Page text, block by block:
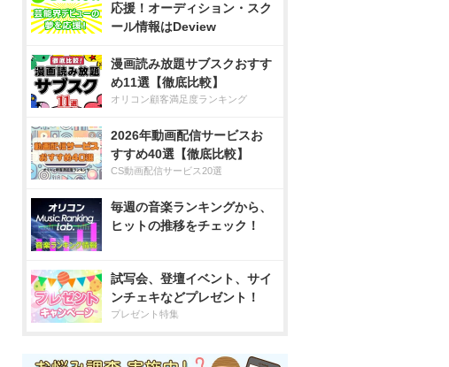
応援！オーディション・スク
ール情報はDeview
漫画読み放題サブスクおすす
め11選【徹底比較】
オリコン顧客満足度ランキング
2026年動画配信サービスお
すすめ40選【徹底比較】
CS動画配信サービス20選
毎週の音楽ランキングから、
ヒットの推移をチェック！
試写会、登壇イベント、サイ
ンチェキなどプレゼント！
プレゼント特集